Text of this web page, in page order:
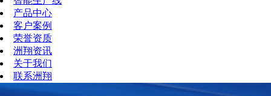
产品中心
客户案例
荣誉资质
洲翔资讯
关于我们
联系洲翔